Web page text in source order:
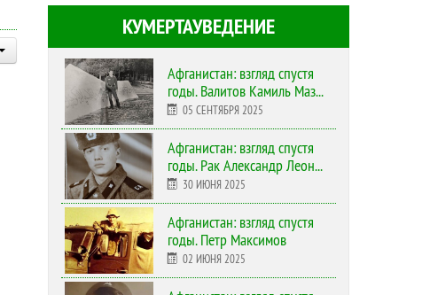
КУМЕРТАУВЕДЕНИЕ
Афганистан: взгляд спустя
годы. Валитов Камиль Маз...
05 СЕНТЯБРЯ 2025
Афганистан: взгляд спустя
годы. Рак Александр Леон...
30 ИЮНЯ 2025
Афганистан: взгляд спустя
годы. Петр Максимов
02 ИЮНЯ 2025